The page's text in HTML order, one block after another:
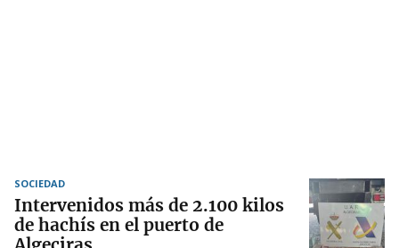
SOCIEDAD
Intervenidos más de 2.100 kilos
de hachís en el puerto de